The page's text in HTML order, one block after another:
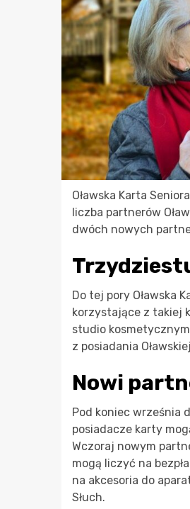
Oławska Karta
liczba partnerów
dwóch nowych
Do tej pory Oławska
korzystające z takiej
studio
z posiadania
Nowi
Pod koniec września
posiadacze karty
Wczoraj nowym
mogą liczyć na
na akcesoria do
Słuch.